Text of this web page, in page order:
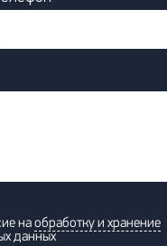
наобработку и хранение
данных